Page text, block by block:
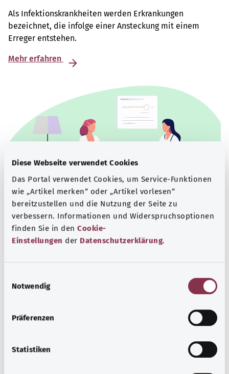
Diese Webseite verwendet Cookies
Das Portal verwendet Cookies, um Service-Funktionen
wie „Artikel merken“ oder „Artikel vorlesen“
bereitzustellen und die Nutzung der Seite zu
verbessern. Informationen und Widerspruchsoptionen
finden Sie in den Cookie-
Einstellungen der Datenschutzerklärung.
Notwendig
Präferenzen
Statistiken
Als Infektionskrankheiten werden Erkrankungen
bezeichnet, die infolge einer Ansteckung mit einem
Erreger entstehen.
Mehr erfahren
Beratung und Hilfe
Eine Auswahl verschiedener Beratungs- und
Mehr erfahren